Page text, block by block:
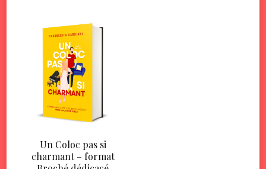
Un Coloc pas si
charmant – format